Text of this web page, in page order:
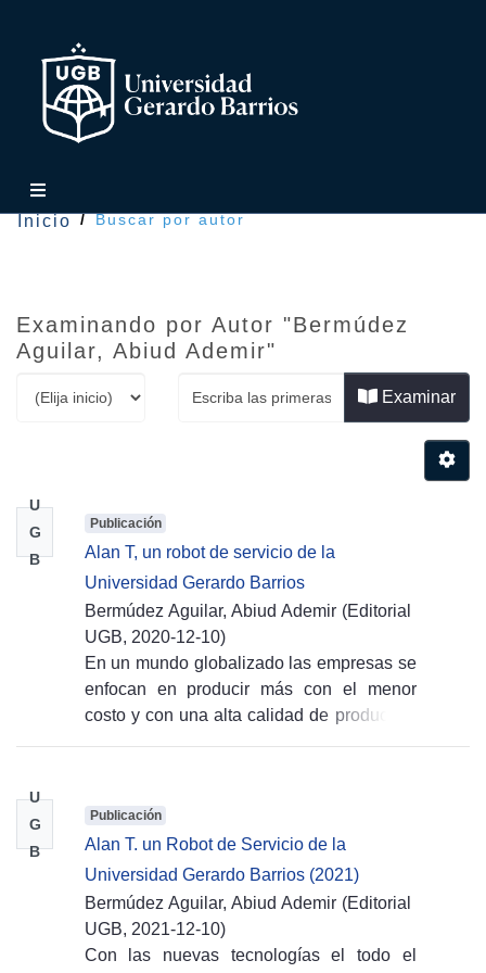
Inicio Buscar por autor
Examinando por Autor "Bermúdez
Aguilar, Abiud Ademir"
Examinar
U
G
B
Publicación
Alan T, un robot de servicio de la
Universidad Gerardo Barrios
Bermúdez Aguilar, Abiud Ademir (Editorial
UGB, 2020-12-10)
En un mundo globalizado las empresas se
enfocan en producir más con el menor
costo y con una alta calidad de producto y
se han generado cambiados para obtener
una alta calidad y con alta producción,
para ello aquellos procesos que solían
hacerse solo por el personal los cuales
realizaban actividades monótonas y
estresantes, han ido gradualmente siendo
U
G
B
Publicación
Alan T. un Robot de Servicio de la
Universidad Gerardo Barrios (2021)
Bermúdez Aguilar, Abiud Ademir (Editorial
UGB, 2021-12-10)
Con las nuevas tecnologías el todo el